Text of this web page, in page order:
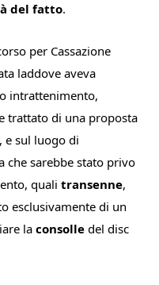
del fatto.
per Cassazione
laddove aveva
intrattenimento,
trattato di una proposta
e sul luogo di
che sarebbe stato privo
quali transenne,
esclusivamente di un
la consolle del disc